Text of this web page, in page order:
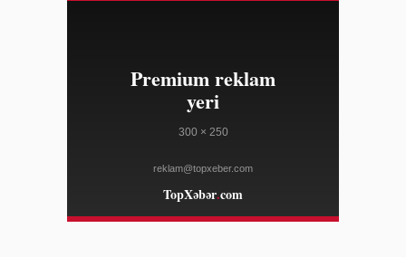
Nasdaq güclənib, Cloudflare səhmləri süni intellekt
Kroger qiymət siyasətini Walmart və Costco ilə